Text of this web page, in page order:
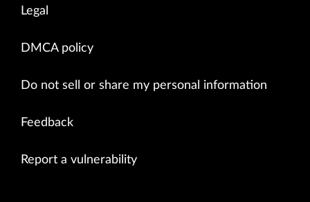
Legal
DMCA policy
Do not sell or share my personal information
Feedback
Report a vulnerability